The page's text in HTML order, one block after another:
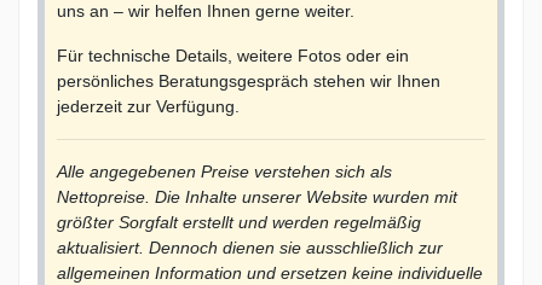
uns an – wir helfen Ihnen gerne weiter.
Für technische Details, weitere Fotos oder ein
persönliches Beratungsgespräch stehen wir Ihnen
jederzeit zur Verfügung.
Alle angegebenen Preise verstehen sich als
Nettopreise. Die Inhalte unserer Website wurden mit
größter Sorgfalt erstellt und werden regelmäßig
aktualisiert. Dennoch dienen sie ausschließlich zur
allgemeinen Information und ersetzen keine individuelle